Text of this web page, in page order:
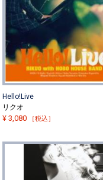
Hello!Live
リクオ
¥3,080 ［税込］